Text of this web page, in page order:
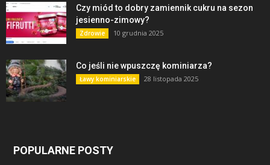
Czy miód to dobry zamiennik cukru na sezon
jesienno-zimowy?
Zdrowie 10 grudnia 2025
Co jeśli nie wpuszczę kominiarza?
Ławy kominiarskie 28 listopada 2025
POPULARNE POSTY